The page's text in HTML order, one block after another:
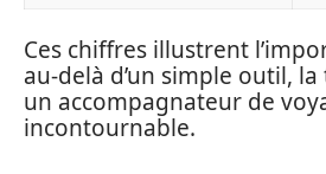
Ces chiffres illustrent
au-delà d’un simple outil,
un accompagnateur de
incontournable.